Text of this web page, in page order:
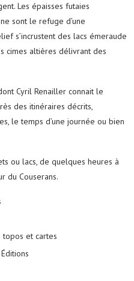
Les épaisses futaies
sont le refuge d’une
s’incrustent des lacs émeraude
cimes altières délivrant des
Cyril Renailler connait le
des itinéraires décrits,
le temps d’une journée ou bien
ou lacs, de quelques heures à
du Couserans.
topos et cartes